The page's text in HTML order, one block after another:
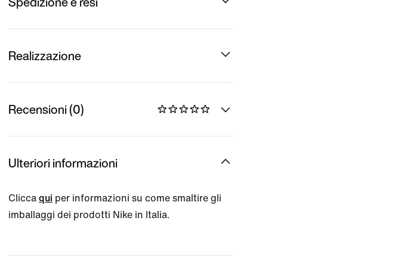
Realizzazione
Recensioni (0)
Ulteriori informazioni
Clicca qui per informazioni su come smaltire gli
imballaggi dei prodotti Nike in Italia.